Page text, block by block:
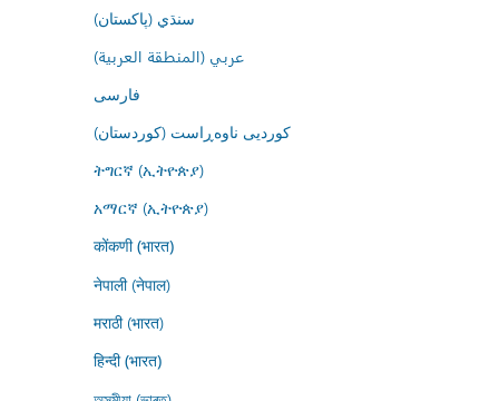
سنڌي (پاکستان)
عربي (المنطقة العربية)
فارسى
کوردیی ناوەڕاست (کوردستان)
ትግርኛ (ኢትዮጵያ)
አማርኛ (ኢትዮጵያ)
कोंकणी (भारत)
नेपाली (नेपाल)
मराठी (भारत)
हिन्दी (भारत)